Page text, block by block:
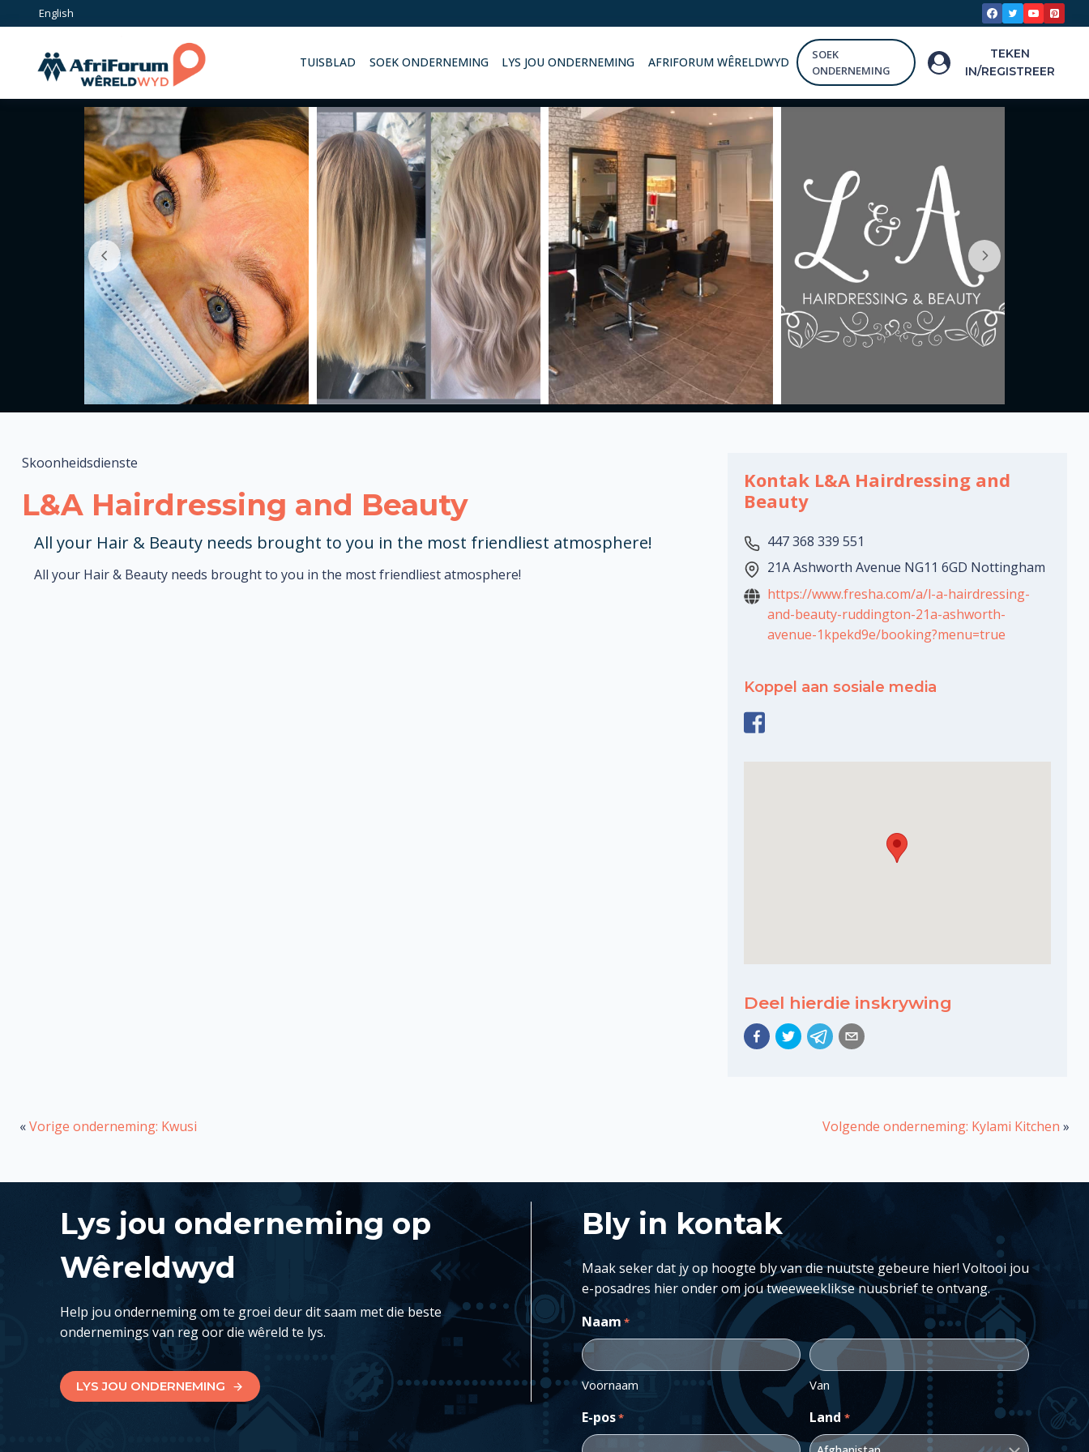
to
content
English
TUISBLAD SOEK ONDERNEMING LYS JOU ONDERNEMING AFRIFORUM WÊRELDWYD
SOEK
ONDERNEMING
TEKEN
IN/REGISTREER
Skoonheidsdienste
L&A Hairdressing and Beauty
All your Hair & Beauty needs brought to you in the most friendliest atmosphere!
All your Hair & Beauty needs brought to you in the most friendliest atmosphere!
Kontak L&A Hairdressing and
Beauty
447 368 339 551
21A Ashworth Avenue NG11 6GD Nottingham
https://www.fresha.com/a/l-a-hairdressing-
and-beauty-ruddington-21a-ashworth-
avenue-1kpekd9e/booking?menu=true
Koppel aan sosiale media
Deel hierdie inskrywing
«Vorige onderneming: Kwusi Volgende onderneming: Kylami Kitchen »
Lys jou onderneming op
Wêreldwyd
Help jou onderneming om te groei deur dit saam met die beste
ondernemings van reg oor die wêreld te lys.
LYS JOU ONDERNEMING
Bly in kontak
Maak seker dat jy op hoogte bly van die nuutste gebeure hier! Voltooi jou
e-posadres hier onder om jou tweeweeklikse nuusbrief te ontvang.
Naam *
Voornaam Van
E-pos* Land *